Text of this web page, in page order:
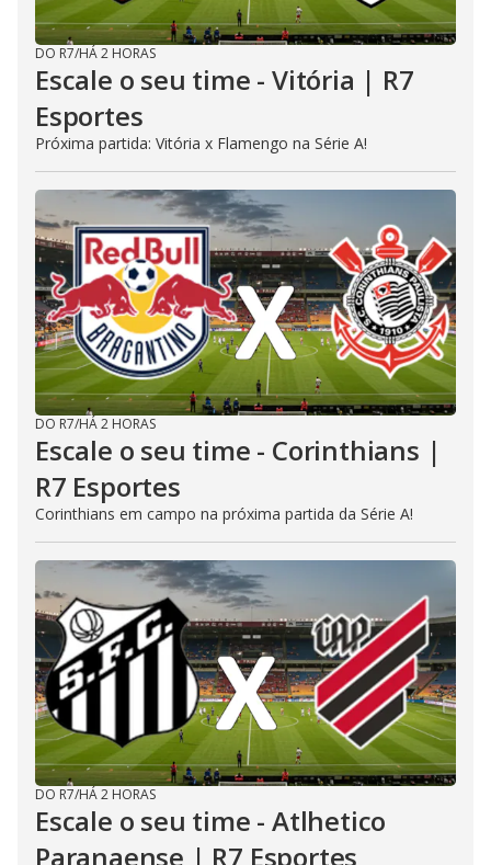
DO R7/HÁ 2 HORAS
Escale o seu time - Vitória | R7
Esportes
Próxima partida: Vitória x Flamengo na Série A!
DO R7/HÁ 2 HORAS
Escale o seu time - Corinthians |
R7 Esportes
Corinthians em campo na próxima partida da Série A!
DO R7/HÁ 2 HORAS
Escale o seu time - Atlhetico
Paranaense | R7 Esportes